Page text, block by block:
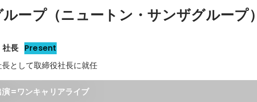
ループ（ニュートン・サンザグループ
社長 Present
長として取締役社長に就任
演=ワンキャリアライブ